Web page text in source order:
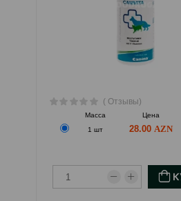
( Отзывы)
Масса Цена
1 шт
28.00